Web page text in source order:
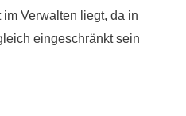
Verwalten liegt, da in
eingeschränkt sein